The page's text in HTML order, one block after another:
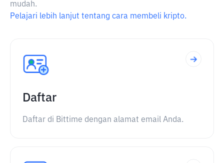
mudah.
Pelajari lebih lanjut tentang cara membeli kripto.
Daftar
Daftar di Bittime dengan alamat email Anda.